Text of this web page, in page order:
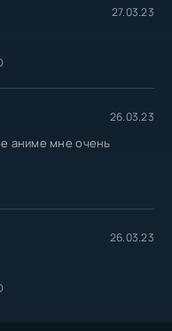
27.03.23
26.03.23
аниме мне очень
26.03.23